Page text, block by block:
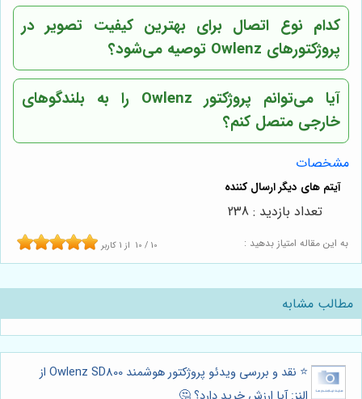
کدام نوع اتصال برای بهترین کیفیت تصویر در
پروژکتورهای Owlenz توصیه می‌شود؟
آیا می‌توانم پروژکتور Owlenz را به بلندگوهای
خارجی متصل کنم؟
مشخصات
به این مقاله امتیاز بدهید : 10 / 10 از 1 کاربر
تعداد بازدید : 238
مطالب مشابه
⭐️ نقد و بررسی ویدئو پروژکتور هوشمند Owlenz SD800 از